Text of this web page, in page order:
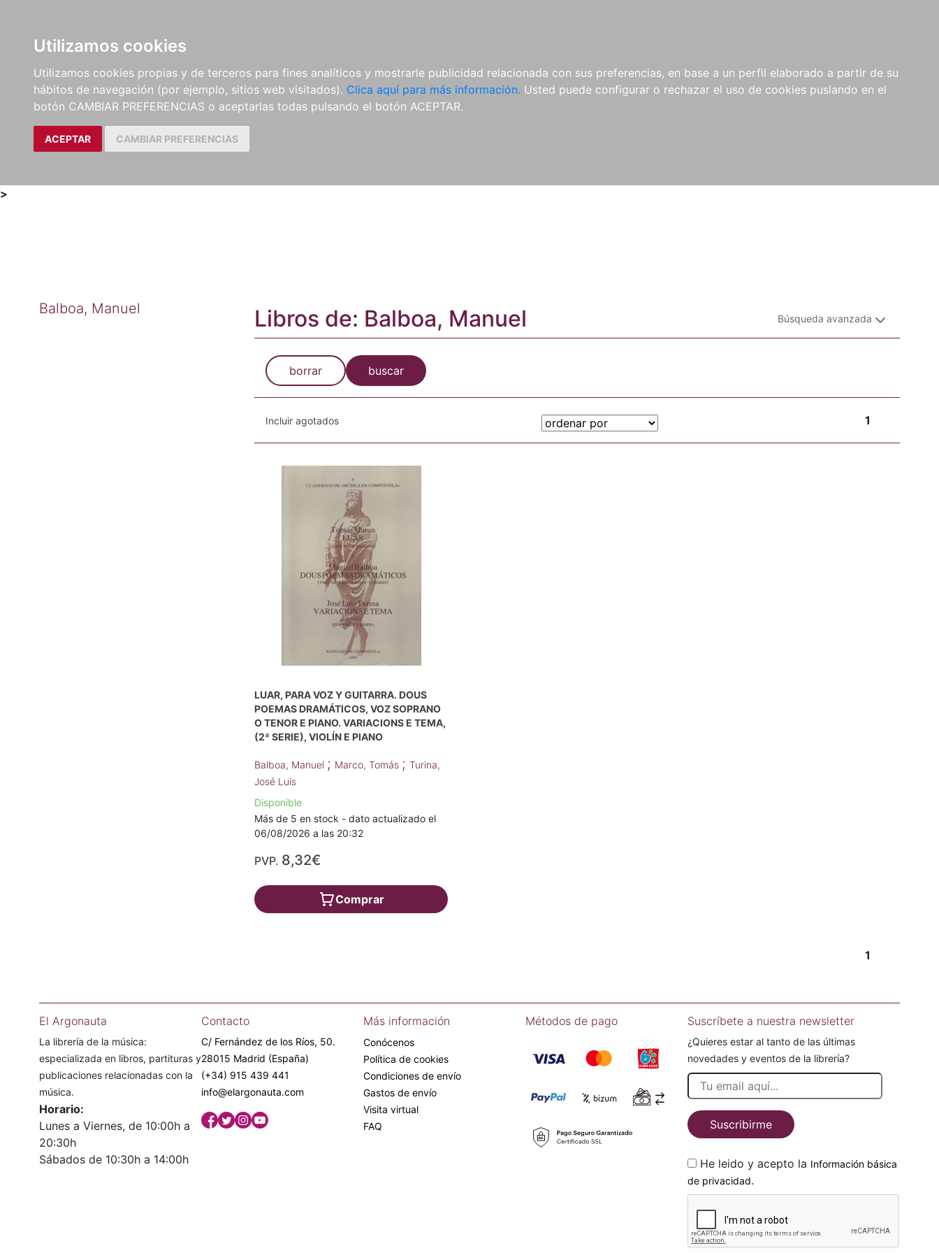
Utilizamos cookies
Utilizamos cookies propias y de terceros para fines analíticos y mostrarle publicidad relacionada con sus preferencias, en base a un perfil elaborado a partir de su
hábitos de navegación (por ejemplo, sitios web visitados). Clica aquí para más información. Usted puede configurar o rechazar el uso de cookies puslando en el
botón CAMBIAR PREFERENCIAS o aceptarlas todas pulsando el botón ACEPTAR.
ACEPTAR CAMBIAR PREFERENCIAS
LIBROS
MÉTODOS Y
EJERCICIOS
PARTITURAS Y EDICIONES
CRÍTICAS
REVISTAS
CDS Y
DVDS
MATERIAL
COMPLEMENTARIO
NOVEDADES NOTICIAS
COMPRAS
INSTITUCIONALES
>
Balboa, Manuel Libros de: Balboa, Manuel Búsqueda avanzada
borrar buscar
Incluir agotados 1
LUAR, PARA VOZ Y GUITARRA. DOUS
POEMAS DRAMÁTICOS, VOZ SOPRANO
O TENOR E PIANO. VARIACIONS E TEMA,
(2ª SERIE), VIOLÍN E PIANO
Balboa, Manuel ; Marco, Tomás ; Turina,
José Luis
Disponible
Más de 5 en stock - dato actualizado el
06/08/2026 a las 20:32
PVP. 8,32€
Comprar
1
El Argonauta
La librería de la música:
especializada en libros, partituras y
publicaciones relacionadas con la
música.
Horario:
Lunes a Viernes, de 10:00h a
20:30h
Sábados de 10:30h a 14:00h
Contacto
C/ Fernández de los Ríos, 50.
28015 Madrid (España)
(+34) 915 439 441
info@elargonauta.com
Más información
Conócenos
Política de cookies
Condiciones de envío
Gastos de envío
Visita virtual
FAQ
Métodos de pago Suscríbete a nuestra newsletter
¿Quieres estar al tanto de las últimas
novedades y eventos de la librería?
Suscribirme
He leido y acepto la Información básica
de privacidad.